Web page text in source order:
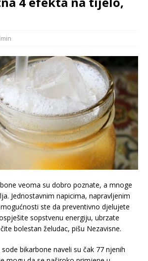
veoma su dobro poznate, a mnoge
Jednostavnim napicima, napravljenim
ste da preventivno djelujete
sopstvenu energiju, ubrzate
bolestan želudac, pišu Nezavisne.
bikarbone naveli su čak 77 njenih